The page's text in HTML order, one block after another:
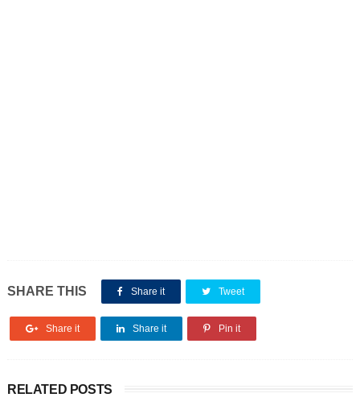
SHARE THIS Share it Tweet
Share it Share it Pin it
RELATED POSTS